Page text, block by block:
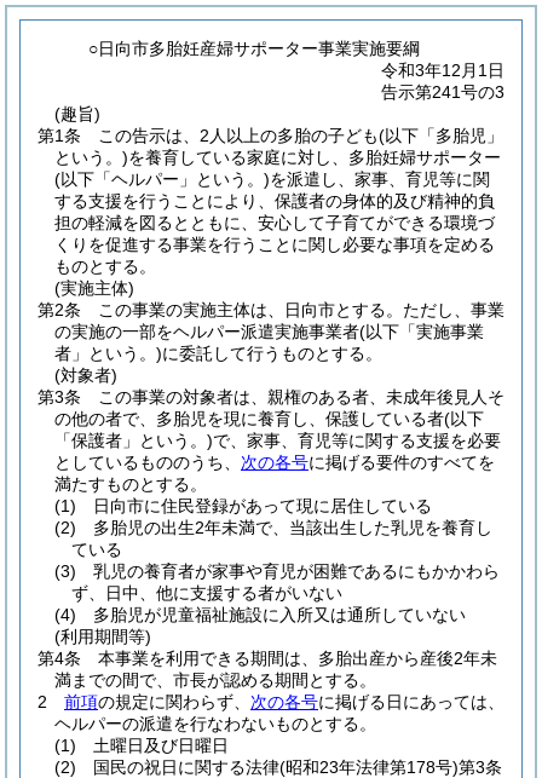
○日向市多胎妊産婦サポーター事業実施要綱
令和3年12月1日
告示第241号の3
(趣旨)
第1条
この告示は、2人以上の多胎の子ども(以下「多胎児」
という。)を養育している家庭に対し、多胎妊婦サポーター
(以下「ヘルパー」という。)を派遣し、家事、育児等に関
する支援を行うことにより、保護者の身体的及び精神的負
担の軽減を図るとともに、安心して子育てができる環境づ
くりを促進する事業を行うことに関し必要な事項を定める
ものとする。
(実施主体)
第2条
この事業の実施主体は、日向市とする。 ただし、事業
の実施の一部をヘルパー派遣実施事業者(以下「実施事業
者」という。)に委託して行うものとする。
(対象者)
第3条
この事業の対象者は、親権のある者、未成年後見人そ
の他の者で、多胎児を現に養育し、保護している者(以下
「保護者」という。)で、家事、育児等に関する支援を必要
としているもののうち、 次の各号に掲げる要件のすべてを
満たすものとする。
(1)
日向市に住民登録があって現に居住している
(2)
多胎児の出生2年未満で、当該出生した乳児を養育し
ている
(3)
乳児の養育者が家事や育児が困難であるにもかかわら
ず、日中、他に支援する者がいない
(4)
多胎児が児童福祉施設に入所又は通所していない
(利用期間等)
第4条
本事業を利用できる期間は、多胎出産から産後2年未
満までの間で、市長が認める期間とする。
2
前項の規定に関わらず、 次の各号に掲げる日にあっては、
ヘルパーの派遣を行なわないものとする。
(1)
土曜日及び日曜日
(2)
国民の祝日に関する法律(昭和23年法律第178号)第3条